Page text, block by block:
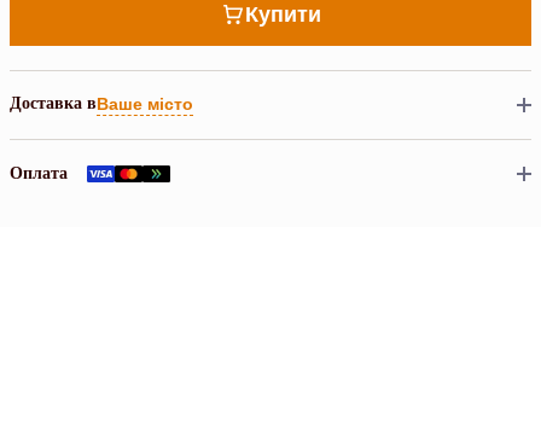
Купити
Доставка вВаше місто
Оплата